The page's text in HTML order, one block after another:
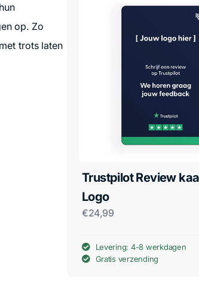
op. Zo
trots laten
Trustpilot Review
Logo
€24,99
Levering: 4-8 werkdagen
Gratis verzending